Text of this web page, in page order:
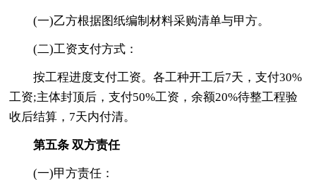
(一)乙方根据图纸编制材料采购清单与甲方。
(二)工资支付方式：
按工程进度支付工资。各工种开工后7天，支付30%
工资;主体封顶后，支付50%工资，余额20%待整工程验
收后结算，7天内付清。
第五条 双方责任
(一)甲方责任：